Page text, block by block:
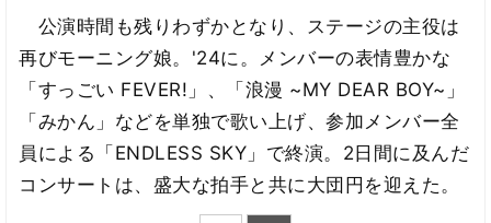
公演時間も残りわずかとなり、ステージの主役は
再びモーニング娘。'24に。メンバーの表情豊かな
「すっごい FEVER!」、「浪漫 ~MY DEAR BOY~」
「みかん」などを単独で歌い上げ、参加メンバー全
員による「ENDLESS SKY」で終演。2日間に及んだ
コンサートは、盛大な拍手と共に大団円を迎えた。